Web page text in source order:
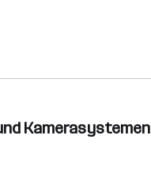
Kamerasystemen